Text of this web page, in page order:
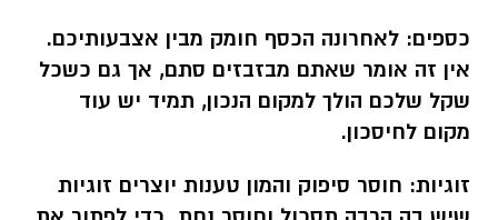
כספים: לאחרונה הכסף חומק מבין אצבעותיכם.
אין זה אומר שאתם מבזבזים סתם, אך גם כשכל
שקל שלכם הולך למקום הנכון, תמיד יש עוד
מקום לחיסכון.
זוגיות: חוסר סיפוק והמון טענות יוצרים זוגיות